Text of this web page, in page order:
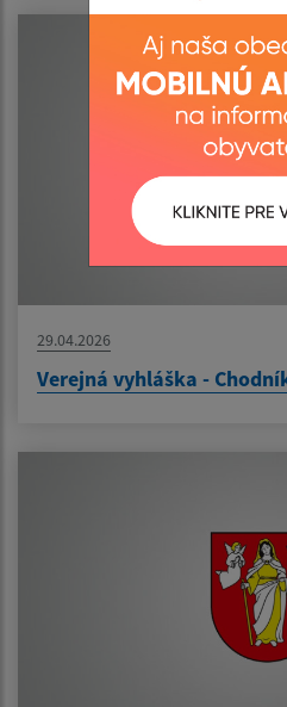
29.04.2026
Verejná vyhláška -